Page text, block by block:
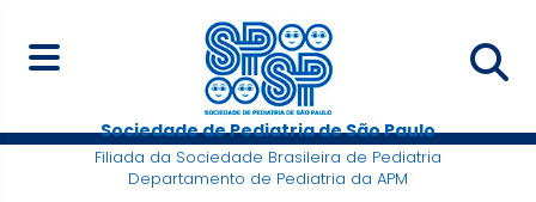
Sociedade de Pediatria de São Paulo
Filiada da Sociedade Brasileira de Pediatria
Departamento de Pediatria da APM